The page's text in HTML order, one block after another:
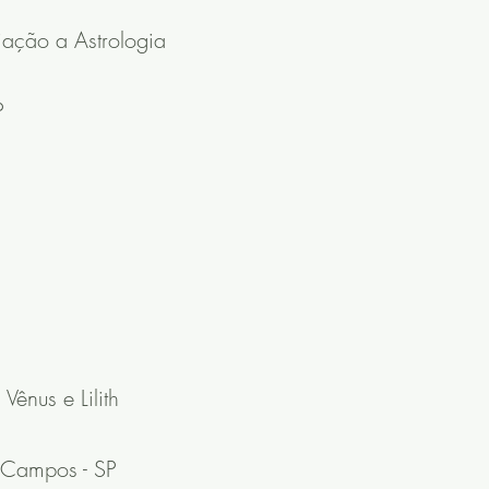
a Astrologia
e Lilith
- SP